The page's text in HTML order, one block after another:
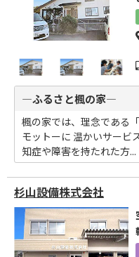
―ふるさと楓の家―
楓の家では、理念である
モットーに 温かいサービ
知症や障害を持たれた方...
杉山設備株式会社